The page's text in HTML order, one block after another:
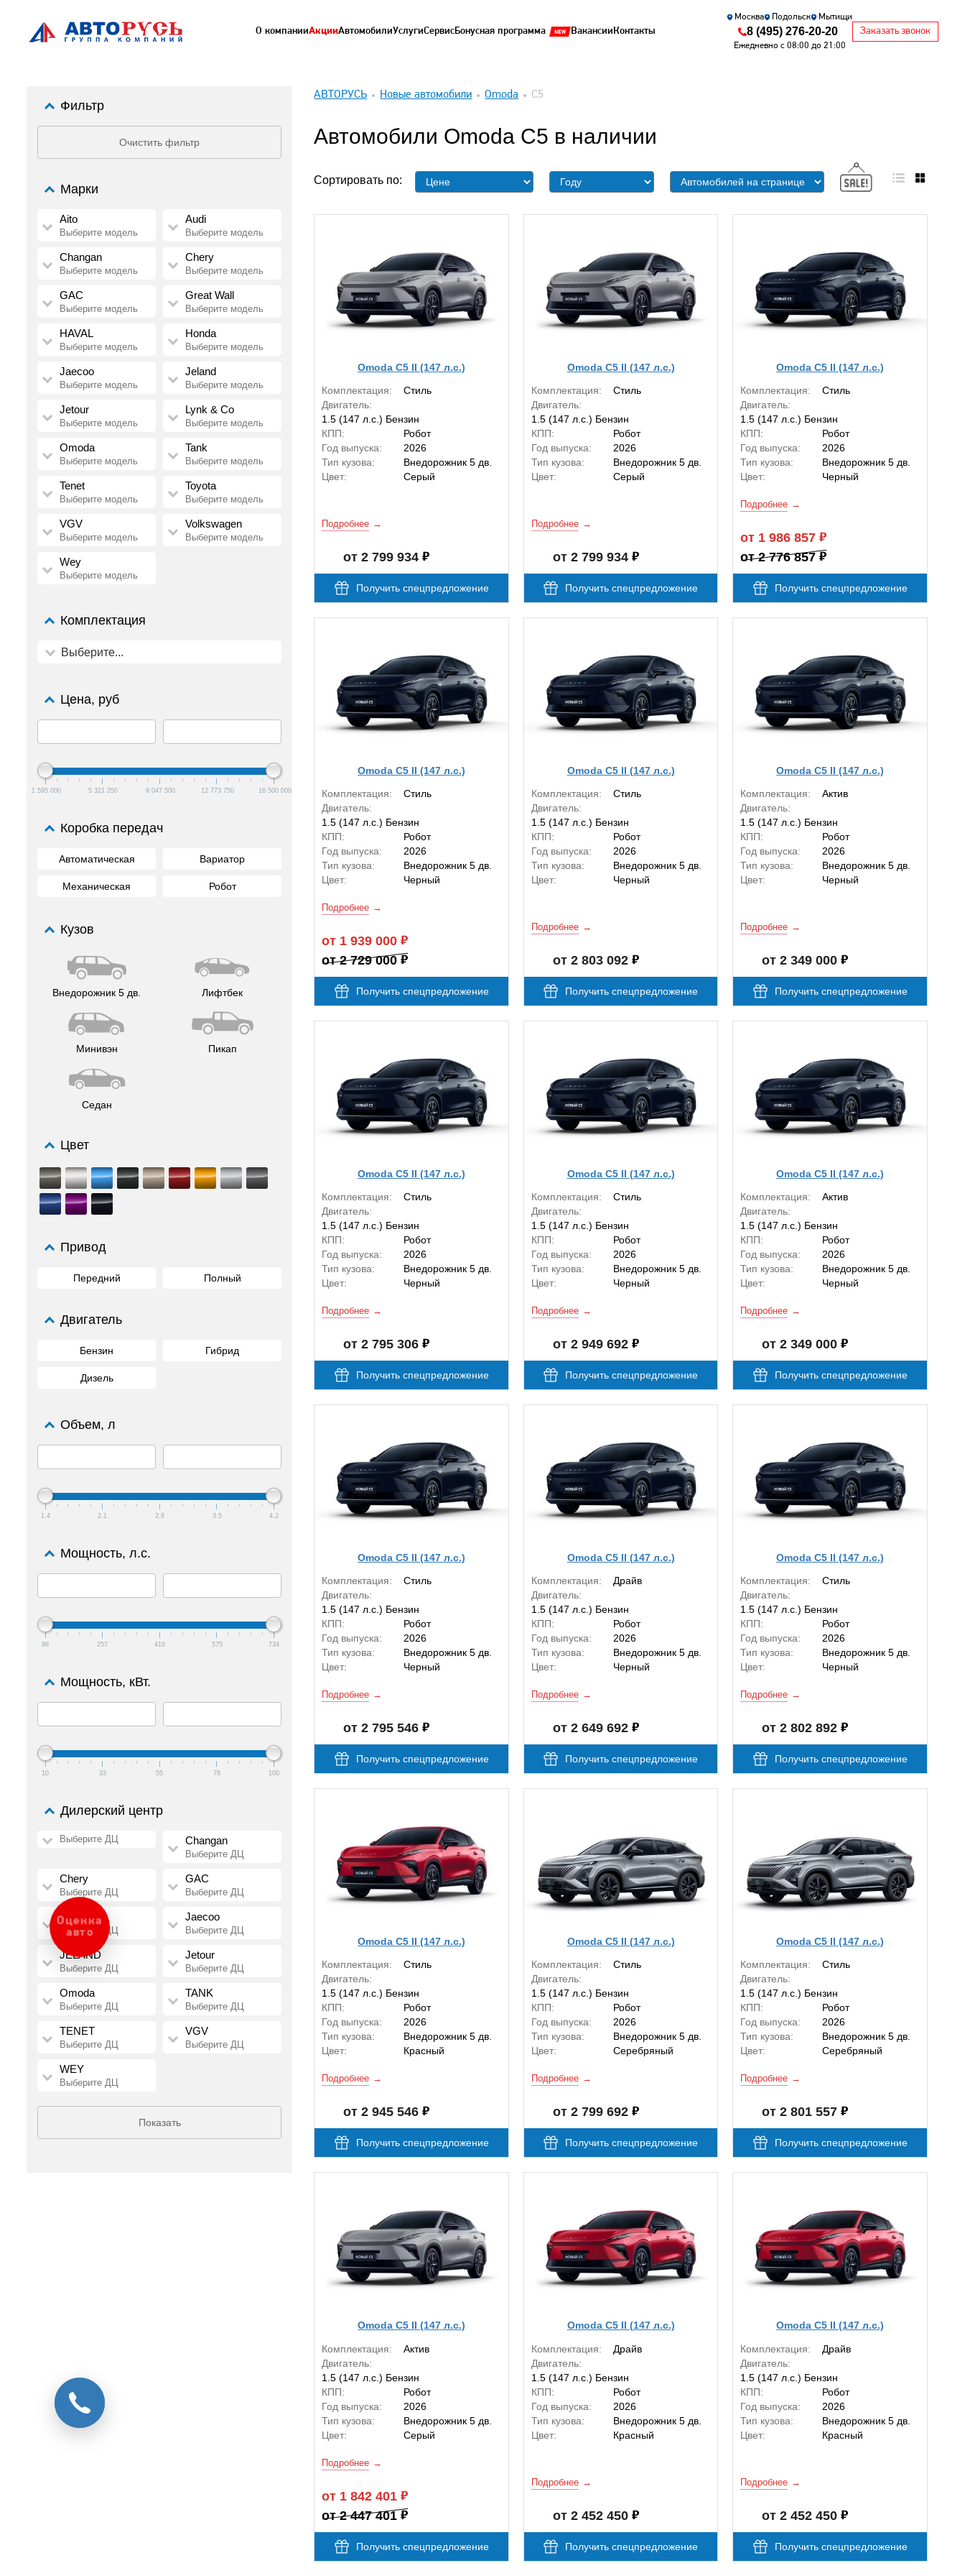
О компанииАкцииАвтомобилиУслугиСервисБонусная программа ВакансииКонтакты
Москва Подольск Мытищи
8 (495) 276-20-20
Ежедневно с 08:00 до 21:00
Заказать звонок
Фильтр
Очистить фильтр
Дилерский центр
Выберите ДЦ Changan
Выберите ДЦ
Chery
Выберите ДЦ
GAC
Выберите ДЦ
HAVAL
Выберите ДЦ
Jaecoo
Выберите ДЦ
JELAND
Выберите ДЦ
Jetour
Выберите ДЦ
Omoda
Выберите ДЦ
TANK
Выберите ДЦ
TENET
Выберите ДЦ
VGV
Выберите ДЦ
WEY
Выберите ДЦ
Марки
Aito
Выберите модель
Audi
Выберите модель
Changan
Выберите модель
Chery
Выберите модель
GAC
Выберите модель
Great Wall
Выберите модель
HAVAL
Выберите модель
Honda
Выберите модель
Jaecoo
Выберите модель
Jeland
Выберите модель
Jetour
Выберите модель
Lynk & Co
Выберите модель
Omoda
Выберите модель
Tank
Выберите модель
Tenet
Выберите модель
Toyota
Выберите модель
VGV
Выберите модель
Volkswagen
Выберите модель
Wey
Выберите модель
Комплектация
Выберите...
Цена, руб
1 595 000 5 321 250 9 047 500 12 773 750 16 500 000
Коробка передач
Автоматическая Вариатор
Механическая Робот
Кузов
Внедорожник 5 дв. Лифтбек
Минивэн Пикап
Седан
Цвет
Привод
Передний Полный
Двигатель
Бензин Гибрид
Дизель
Объем, л
1.4 2.1 2.8 3.5 4.2
Мощность, л.с.
98 257 416 575 734
Мощность, кВт.
10 33 55 78 100
Показать
АВТОРУСЬ Новые автомобили Omoda C5
Автомобили Omoda C5 в наличии
Сортировать по:
Omoda C5 II (147 л.с.)
Комплектация:
Стиль
Двигатель:
1.5 (147 л.с.) Бензин
КПП:
Робот
Год выпуска:
2026
Тип кузова:
Внедорожник 5 дв.
Цвет:
Серый
Подробнее
от 2 799 934
Получить спецпредложение
Omoda C5 II (147 л.с.)
Комплектация:
Стиль
Двигатель:
1.5 (147 л.с.) Бензин
КПП:
Робот
Год выпуска:
2026
Тип кузова:
Внедорожник 5 дв.
Цвет:
Серый
Подробнее
от 2 799 934
Получить спецпредложение
Omoda C5 II (147 л.с.)
Комплектация:
Стиль
Двигатель:
1.5 (147 л.с.) Бензин
КПП:
Робот
Год выпуска:
2026
Тип кузова:
Внедорожник 5 дв.
Цвет:
Черный
Подробнее
от 1 986 857
от 2 776 857
Получить спецпредложение
Omoda C5 II (147 л.с.)
Комплектация:
Стиль
Двигатель:
1.5 (147 л.с.) Бензин
КПП:
Робот
Год выпуска:
2026
Тип кузова:
Внедорожник 5 дв.
Цвет:
Черный
Подробнее
от 1 939 000
от 2 729 000
Получить спецпредложение
Omoda C5 II (147 л.с.)
Комплектация:
Стиль
Двигатель:
1.5 (147 л.с.) Бензин
КПП:
Робот
Год выпуска:
2026
Тип кузова:
Внедорожник 5 дв.
Цвет:
Черный
Подробнее
от 2 803 092
Получить спецпредложение
Omoda C5 II (147 л.с.)
Комплектация:
Актив
Двигатель:
1.5 (147 л.с.) Бензин
КПП:
Робот
Год выпуска:
2026
Тип кузова:
Внедорожник 5 дв.
Цвет:
Черный
Подробнее
от 2 349 000
Получить спецпредложение
Omoda C5 II (147 л.с.)
Комплектация:
Стиль
Двигатель:
1.5 (147 л.с.) Бензин
КПП:
Робот
Год выпуска:
2026
Тип кузова:
Внедорожник 5 дв.
Цвет:
Черный
Подробнее
от 2 795 306
Получить спецпредложение
Omoda C5 II (147 л.с.)
Комплектация:
Стиль
Двигатель:
1.5 (147 л.с.) Бензин
КПП:
Робот
Год выпуска:
2026
Тип кузова:
Внедорожник 5 дв.
Цвет:
Черный
Подробнее
от 2 949 692
Получить спецпредложение
Omoda C5 II (147 л.с.)
Комплектация:
Актив
Двигатель:
1.5 (147 л.с.) Бензин
КПП:
Робот
Год выпуска:
2026
Тип кузова:
Внедорожник 5 дв.
Цвет:
Черный
Подробнее
от 2 349 000
Получить спецпредложение
Omoda C5 II (147 л.с.)
Комплектация:
Стиль
Двигатель:
1.5 (147 л.с.) Бензин
КПП:
Робот
Год выпуска:
2026
Тип кузова:
Внедорожник 5 дв.
Цвет:
Черный
Подробнее
от 2 795 546
Получить спецпредложение
Omoda C5 II (147 л.с.)
Комплектация:
Драйв
Двигатель:
1.5 (147 л.с.) Бензин
КПП:
Робот
Год выпуска:
2026
Тип кузова:
Внедорожник 5 дв.
Цвет:
Черный
Подробнее
от 2 649 692
Получить спецпредложение
Omoda C5 II (147 л.с.)
Комплектация:
Стиль
Двигатель:
1.5 (147 л.с.) Бензин
КПП:
Робот
Год выпуска:
2026
Тип кузова:
Внедорожник 5 дв.
Цвет:
Черный
Подробнее
от 2 802 892
Получить спецпредложение
Omoda C5 II (147 л.с.)
Комплектация:
Стиль
Двигатель:
1.5 (147 л.с.) Бензин
КПП:
Робот
Год выпуска:
2026
Тип кузова:
Внедорожник 5 дв.
Цвет:
Красный
Подробнее
от 2 945 546
Получить спецпредложение
Omoda C5 II (147 л.с.)
Комплектация:
Стиль
Двигатель:
1.5 (147 л.с.) Бензин
КПП:
Робот
Год выпуска:
2026
Тип кузова:
Внедорожник 5 дв.
Цвет:
Серебряный
Подробнее
от 2 799 692
Получить спецпредложение
Omoda C5 II (147 л.с.)
Комплектация:
Стиль
Двигатель:
1.5 (147 л.с.) Бензин
КПП:
Робот
Год выпуска:
2026
Тип кузова:
Внедорожник 5 дв.
Цвет:
Серебряный
Подробнее
от 2 801 557
Получить спецпредложение
Omoda C5 II (147 л.с.)
Комплектация:
Актив
Двигатель:
1.5 (147 л.с.) Бензин
КПП:
Робот
Год выпуска:
2026
Тип кузова:
Внедорожник 5 дв.
Цвет:
Серый
Подробнее
от 1 842 401
от 2 447 401
Получить спецпредложение
Omoda C5 II (147 л.с.)
Комплектация:
Драйв
Двигатель:
1.5 (147 л.с.) Бензин
КПП:
Робот
Год выпуска:
2026
Тип кузова:
Внедорожник 5 дв.
Цвет:
Красный
Подробнее
от 2 452 450
Получить спецпредложение
Omoda C5 II (147 л.с.)
Комплектация:
Драйв
Двигатель:
1.5 (147 л.с.) Бензин
КПП:
Робот
Год выпуска:
2026
Тип кузова:
Внедорожник 5 дв.
Цвет:
Красный
Подробнее
от 2 452 450
Получить спецпредложение
Оценка
авто